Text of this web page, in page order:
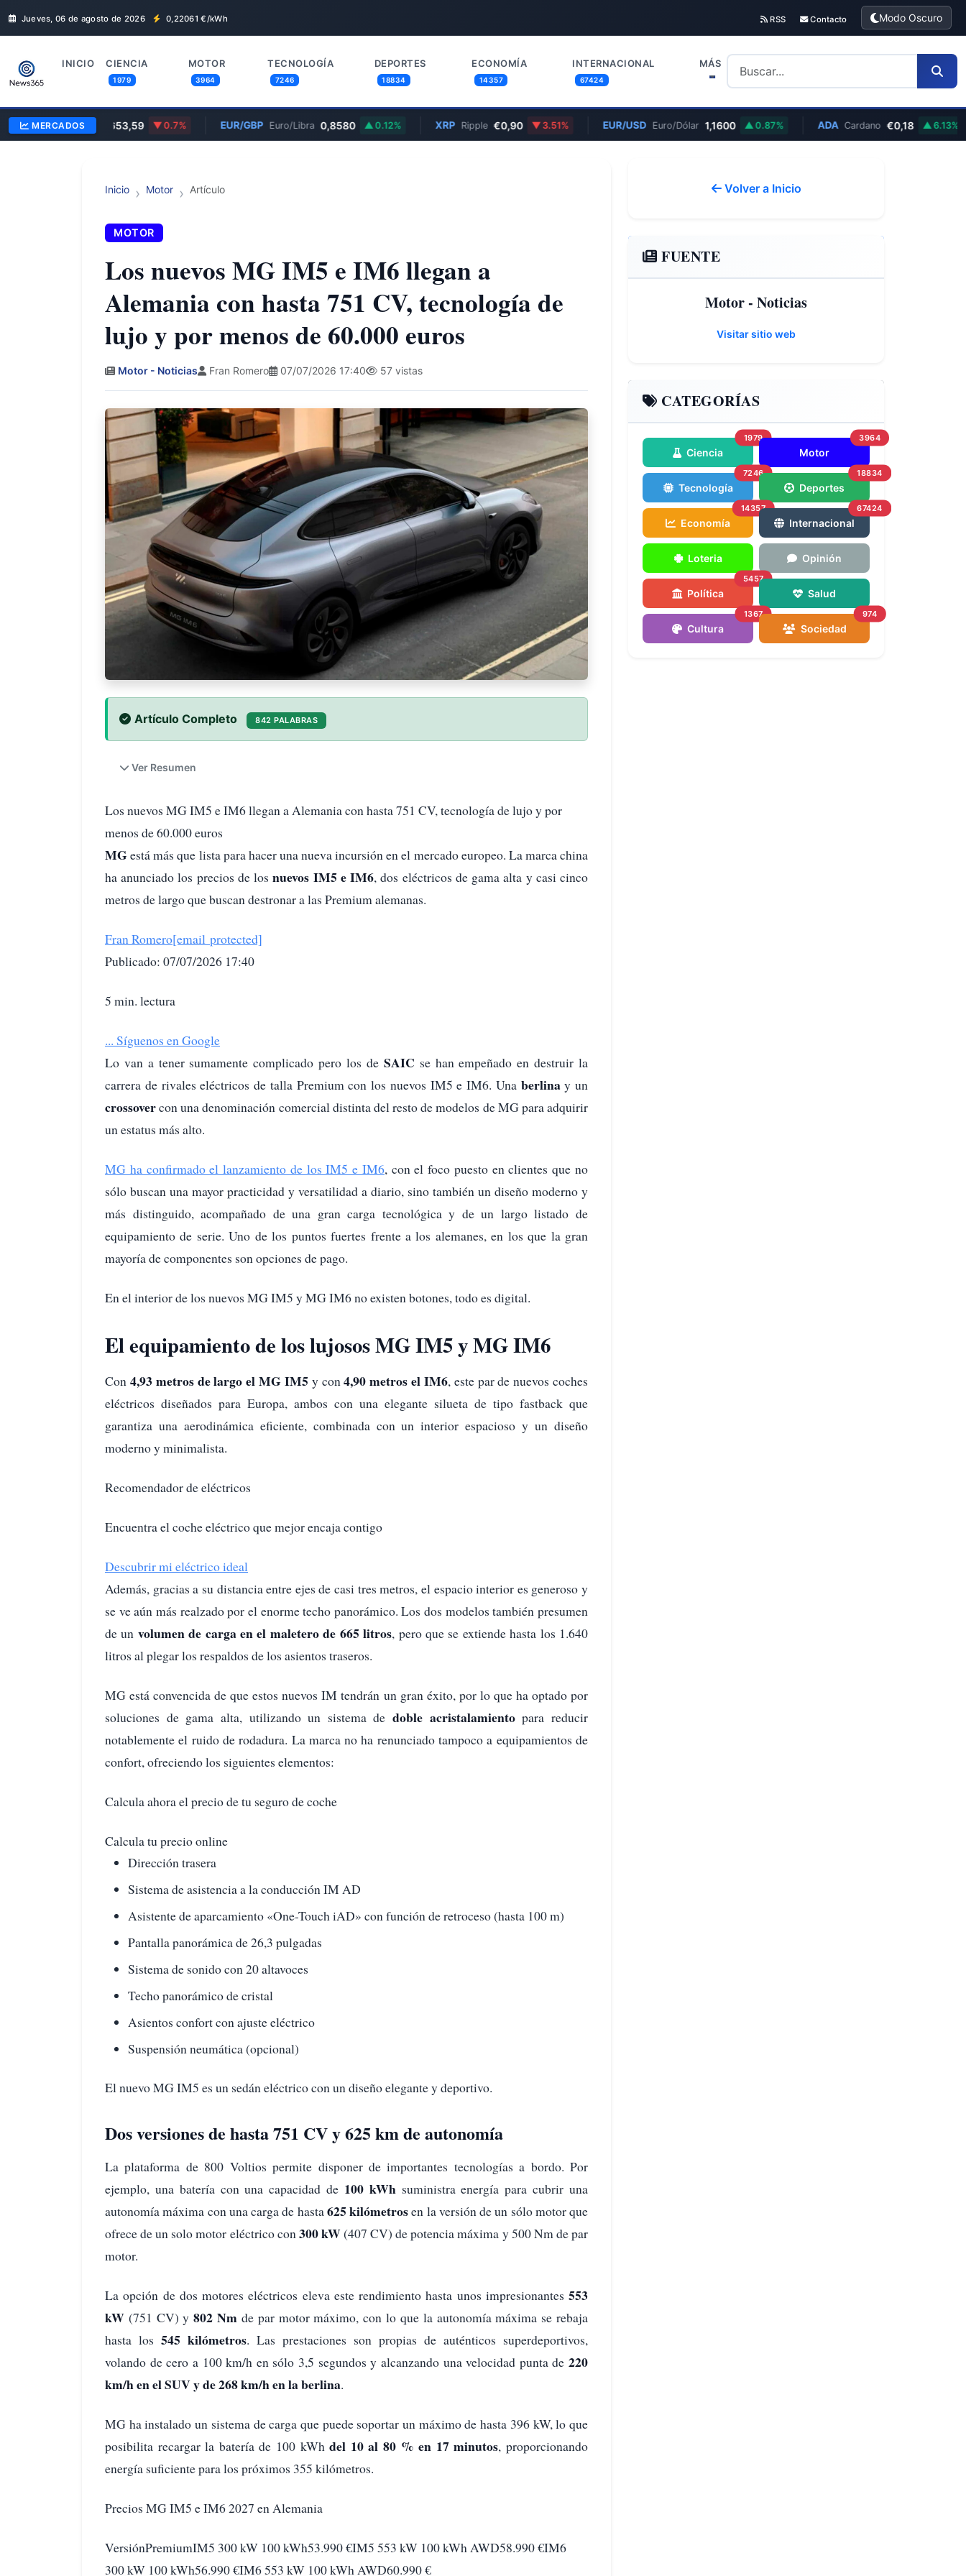
Jueves, 06 de agosto de 2026 0,22061 €/kWh RSS Contacto Modo Oscuro
INICIO CIENCIA
1979
MOTOR
3964
TECNOLOGÍA
7246
DEPORTES
18834
ECONOMÍA
14357
INTERNACIONAL
67424
MÁS
MERCADOS
ETH Ethereum €1.653,59 0.7% EUR/GBP Euro/Libra 0,8580 0.12% XRP Ripple €0,90 3.51% EUR/USD Euro/Dólar 1,1600 0.87% ADA Cardano €0,18 6.13%
Inicio Motor Artículo
MOTOR
Los nuevos MG IM5 e IM6 llegan a
Alemania con hasta 751 CV, tecnología de
lujo y por menos de 60.000 euros
Motor - Noticias Fran Romero 07/07/2026 17:40 57 vistas
Artículo Completo 842 PALABRAS
Ver Resumen
Los nuevos MG IM5 e IM6 llegan a Alemania con hasta 751 CV, tecnología de lujo y por
menos de 60.000 euros
MGestá más que lista para hacer una nueva incursión en el mercado europeo. La marca china
ha anunciado los precios de losnuevos IM5 e IM6, dos eléctricos de gama alta y casi cinco
metros de largo que buscan destronar a las Premium alemanas.
Fran Romero[email protected]
Publicado: 07/07/2026 17:40
5 min. lectura
... Síguenos en Google
Lo van a tener sumamente complicado pero los de SAIC se han empeñado en destruir la
carrera de rivales eléctricos de talla Premium con los nuevos IM5 e IM6. Una berlinay un
crossovercon una denominación comercial distinta del resto de modelos de MG para adquirir
un estatus más alto.
MG ha confirmado el lanzamiento de los IM5 e IM6, con el foco puesto en clientes que no
sólo buscan una mayor practicidad y versatilidad a diario, sino también un diseño moderno y
más distinguido, acompañado de una gran carga tecnológica y de un largo listado de
equipamiento de serie. Uno de los puntos fuertes frente a los alemanes, en los que la gran
mayoría de componentes son opciones de pago.
En el interior de los nuevos MG IM5 y MG IM6 no existen botones, todo es digital.
El equipamiento de los lujosos MG IM5 y MG IM6
Con 4,93 metros de largo el MG IM5y con4,90 metros el IM6, este par de nuevos coches
eléctricos diseñados para Europa, ambos con una elegante silueta de tipo fastback que
garantiza una aerodinámica eficiente, combinada con un interior espacioso y un diseño
moderno y minimalista.
Recomendador de eléctricos
Encuentra el coche eléctrico que mejor encaja contigo
Descubrir mi eléctrico ideal
Además, gracias a su distancia entre ejes de casi tres metros, el espacio interior es generoso y
se ve aún más realzado por el enorme techo panorámico. Los dos modelos también presumen
de un volumen de carga en el maletero de 665 litros, pero que se extiende hasta los 1.640
litros al plegar los respaldos de los asientos traseros.
MG está convencida de que estos nuevos IM tendrán un gran éxito, por lo que ha optado por
soluciones de gama alta, utilizando un sistema dedoble acristalamientopara reducir
notablemente el ruido de rodadura. La marca no ha renunciado tampoco a equipamientos de
confort, ofreciendo los siguientes elementos:
Calcula ahora el precio de tu seguro de coche
Calcula tu precio online
Dirección trasera
Sistema de asistencia a la conducción IM AD
Asistente de aparcamiento «One-Touch iAD» con función de retroceso (hasta 100 m)
Pantalla panorámica de 26,3 pulgadas
Sistema de sonido con 20 altavoces
Techo panorámico de cristal
Asientos confort con ajuste eléctrico
Suspensión neumática (opcional)
El nuevo MG IM5 es un sedán eléctrico con un diseño elegante y deportivo.
Dos versiones de hasta 751 CV y 625 km de autonomía
La plataforma de 800 Voltios permite disponer de importantes tecnologías a bordo. Por
ejemplo, una batería con una capacidad de 100 kWh suministra energía para cubrir una
autonomía máxima con una carga de hasta625 kilómetrosen la versión de un sólo motor que
ofrece de un solo motor eléctrico con 300 kW(407 CV) de potencia máxima y 500 Nm de par
motor.
La opción de dos motores eléctricos eleva este rendimiento hasta unos impresionantes 553
kW (751 CV) y802 Nm de par motor máximo, con lo que la autonomía máxima se rebaja
hasta los 545 kilómetros. Las prestaciones son propias de auténticos superdeportivos,
volando de cero a 100 km/h en sólo 3,5 segundos y alcanzando una velocidad punta de 220
km/h en el SUV y de 268 km/h en la berlina.
MG ha instalado un sistema de carga que puede soportar un máximo de hasta 396 kW, lo que
posibilita recargar la batería de 100 kWhdel 10 al 80 % en 17 minutos, proporcionando
energía suficiente para los próximos 355 kilómetros.
Precios MG IM5 e IM6 2027 en Alemania
VersiónPremiumIM5 300 kW 100 kWh53.990 €IM5 553 kW 100 kWh AWD58.990 €IM6
300 kW 100 kWh56.990 €IM6 553 kW 100 kWh AWD60.990 €
Volver a Inicio
FUENTE
Motor - Noticias
Visitar sitio web
CATEGORÍAS
Ciencia
1979
Motor
3964
Tecnología
7246
Deportes
18834
Economía
14357
Internacional
67424
Loteria Opinión
Política
5457
Salud
Cultura
1367
Sociedad
974